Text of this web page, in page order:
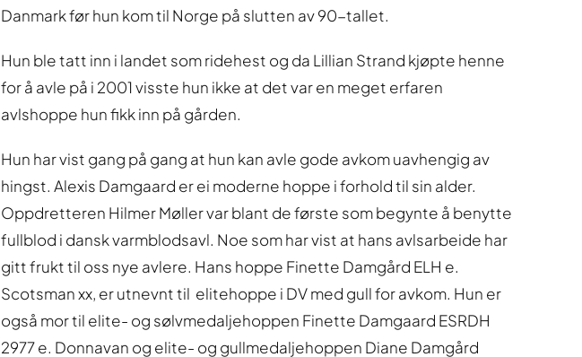
Danmark før hun kom til Norge på slutten av 90-tallet.
Hun ble tatt inn i landet som ridehest og da Lillian Strand kjøpte henne
for å avle på i 2001 visste hun ikke at det var en meget erfaren
avlshoppe hun fikk inn på gården.
Hun har vist gang på gang at hun kan avle gode avkom uavhengig av
hingst. Alexis Damgaard er ei moderne hoppe i forhold til sin alder.
Oppdretteren Hilmer Møller var blant de første som begynte å benytte
fullblod i dansk varmblodsavl. Noe som har vist at hans avlsarbeide har
gitt frukt til oss nye avlere. Hans hoppe Finette Damgård ELH e.
Scotsman xx, er utnevnt til elitehoppe i DV med gull for avkom. Hun er
også mor til elite- og sølvmedaljehoppen Finette Damgaard ESRDH
2977 e. Donnavan og elite- og gullmedaljehoppen Diane Damgård